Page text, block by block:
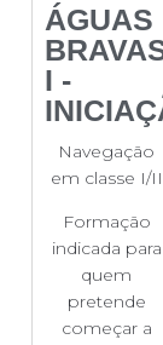
ÁGUAS
I -
Navegação
em classe I/II
Formação
indicada para
quem
pretende
começar a